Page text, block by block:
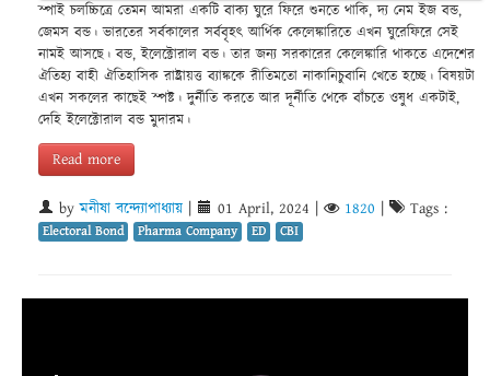
স্পাই চলচ্চিত্রে তেমন আমরা একটি বাক্য ঘুরে ফিরে শুনতে থাকি, দ্য নেম ইজ বন্ড,
জেমস বন্ড। ভারতের সর্বকালের সর্ববৃহৎ আর্থিক কেলেঙ্কারিতে এখন ঘুরেফিরে সেই
নামই আসছে। বন্ড, ইলেক্টোরাল বন্ড। তার জন্য সরকারের কেলেঙ্কারি থাকতে এদেশের
ঐতিহ্য বাহী ঐতিহাসিক রাষ্ট্রায়ত্ত ব্যাঙ্ককে রীতিমতো নাকানিচুবানি খেতে হচ্ছে। বিষয়টা
এখন সকলের কাছেই স্পষ্ট। দুর্নীতি করতে আর দূর্নীতি থেকে বাঁচতে ওষুধ একটাই,
দেহি ইলেক্টোরাল বন্ড মুদারম।
Read more
byমনীষা বন্দ্যোপাধ্যায় 01 April, 2024 1820 Tags :
Electoral Bond Pharma Company ED CBI